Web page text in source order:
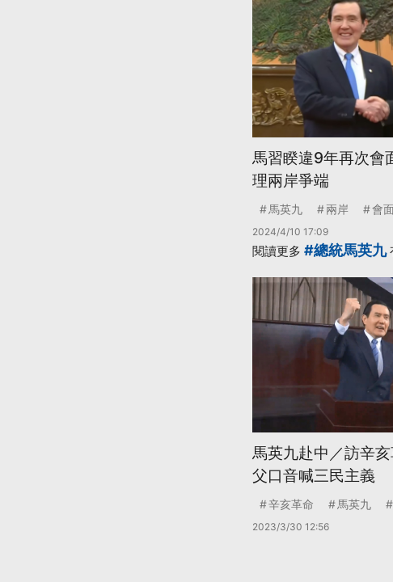
馬習睽違9年再次會
理兩岸爭端
馬英九 兩岸 會
2024/4/10 17:09
閱讀更多 #總統馬英九
馬英九赴中／訪辛
父口音喊三民主義
辛亥革命 馬英九
2023/3/30 12:56